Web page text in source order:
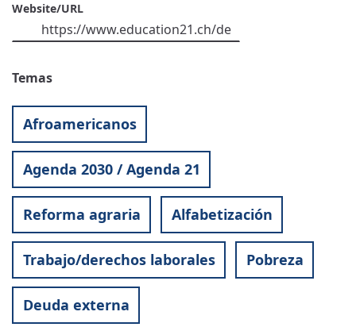
Website/URL
https://www.education21.ch/de
Temas
Afroamericanos
Agenda 2030 / Agenda 21
Reforma agraria Alfabetización
Trabajo/derechos laborales Pobreza
Deuda externa